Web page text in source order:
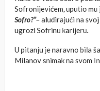
Sofronijevićem, uputio mu
Sofro?”– aludirajući na
ugrozi Sofrinu karijeru.
U pitanju je naravno bila
Milanov snimak na svom